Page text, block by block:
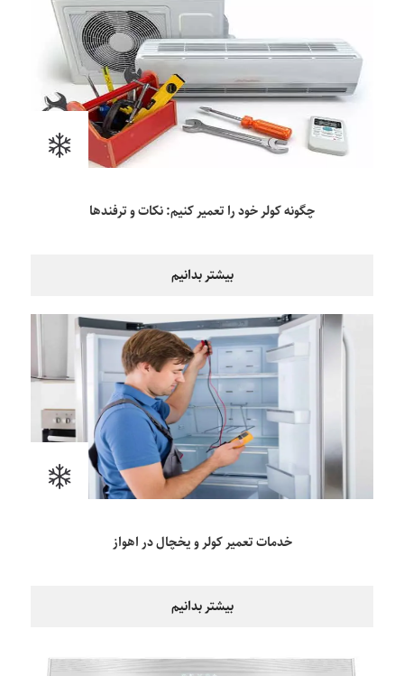
چگونه کولر خود را تعمیر کنیم: نکات و ترفندها
بیشتر بدانیم
خدمات تعمیر کولر و یخچال در اهواز
بیشتر بدانیم